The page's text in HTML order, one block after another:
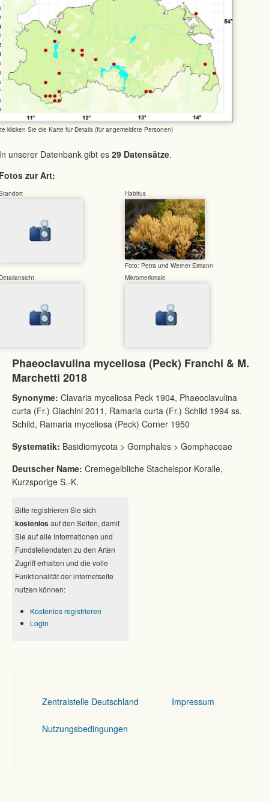
klicken Sie die Karte für Details (für angemeldete Personen)
unserer Datenbank gibt es 29 Datensätze.
zur Art:
Habitus
Foto: Petra und Werner Eimann
Mikromerkmale
Phaeoclavulina myceliosa (Peck) Franchi & M.
Marchetti 2018
Synonyme: Clavaria myceliosa Peck 1904, Phaeoclavulina
curta (Fr.) Giachini 2011, Ramaria curta (Fr.) Schild 1994 ss.
Schild, Ramaria myceliosa (Peck) Corner 1950
Systematik: Basidiomycota > Gomphales > Gomphaceae
Deutscher Name: Cremegelbliche Stachelspor-Koralle,
Kurzsporige S.-K.
Bitte registrieren Sie sich
kostenlos auf den Seiten, damit
Sie auf alle Informationen und
Fundstellendaten zu den Arten
Zugriff erhalten und die volle
Funktionalität der internetseite
nutzen können:
Kostenlos registrieren
Login
Zentralstelle Deutschland Impressum
Nutzungsbedingungen